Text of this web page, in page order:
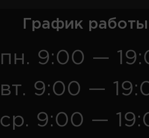
График
пн. 9:00 —
вт. 9:00 —
ср. 9:00 —